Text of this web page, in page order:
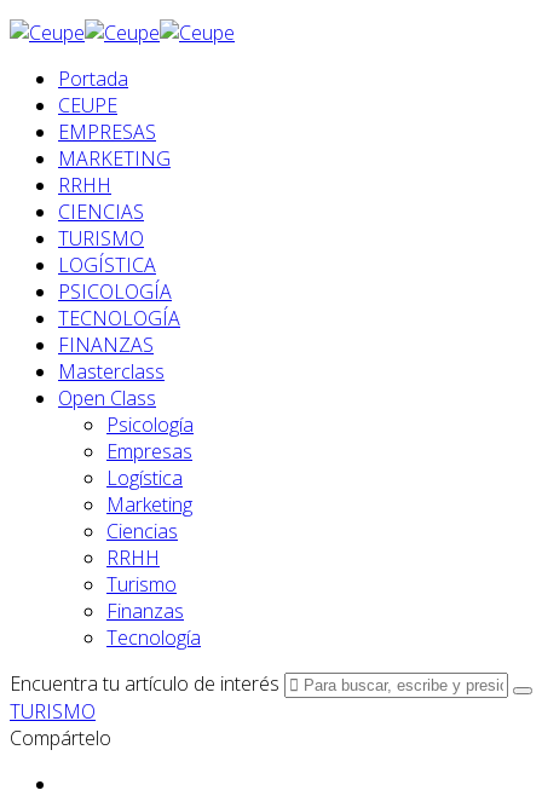
Portada
CEUPE
EMPRESAS
MARKETING
RRHH
CIENCIAS
TURISMO
LOGÍSTICA
PSICOLOGÍA
TECNOLOGÍA
FINANZAS
Masterclass
Open Class
Psicología
Empresas
Logística
Marketing
Ciencias
RRHH
Turismo
Finanzas
Tecnología
Encuentra tu artículo de interés
TURISMO
Compártelo